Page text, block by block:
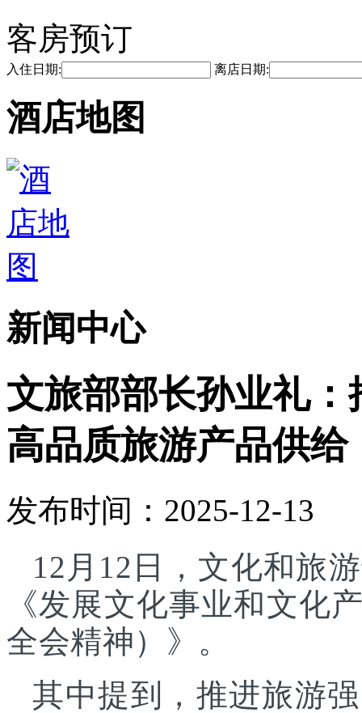
客房预订
入住日期: 离店日期:
酒店地图
新闻中心
文旅部部长孙业礼
高品质旅游产品供给
发布时间：2025-12-13
12月12日，文化和旅
《发展文化事业和文化
全会精神）》。
其中提到，推进旅游